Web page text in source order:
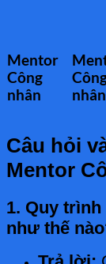
Mentor
Công
nhân
nhân
Câu hỏi
Mentor
1. Quy
như thế